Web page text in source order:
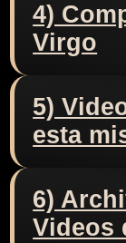
4)
Virgo
5)
esta
6)
Videos